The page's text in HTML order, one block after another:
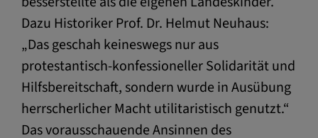
Dazu Historiker Prof. Dr. Helmut Neuhaus:
„Das geschah keineswegs nur aus
protestantisch-konfessioneller Solidarität und
Hilfsbereitschaft, sondern wurde in Ausübung
herrscherlicher Macht utilitaristisch genutzt.“
Das vorausschauende Ansinnen des